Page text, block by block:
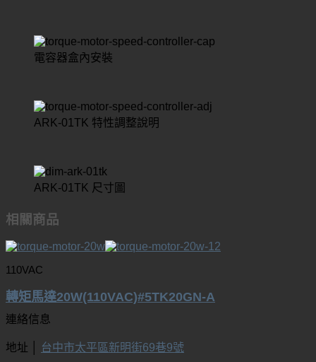
電容器盒內安裝
ARK-01TK 特性調整說明
ARK-01TK 尺寸圖
相關商品
110VAC
轉矩馬達20W(110VAC)#5TK20GN-A
連絡信息
地址 │ 台中市太平區新明街69巷9號